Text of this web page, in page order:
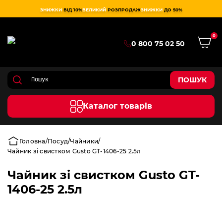
ЗНИЖКИ ВІД 10%ВЕЛИКИЙ РОЗПРОДАЖЗНИЖКИ ДО 50%
0 800 75 02 50
0
ПОШУК
Каталог товарів
Головна Посуд Чайники
Чайник зі свистком Gusto GT-1406-25 2.5л
Чайник зі свистком Gusto GT-
1406-25 2.5л